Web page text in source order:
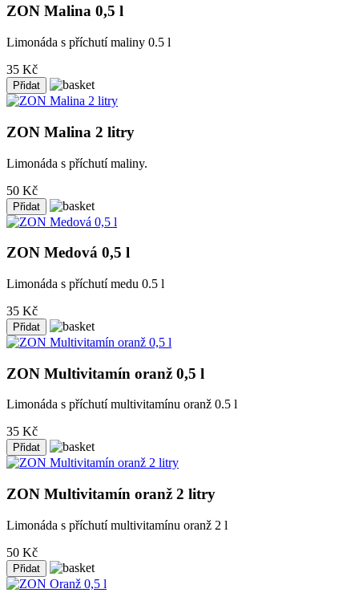
ZON Malina 0,5 l
Limonáda s příchutí maliny 0.5 l
35 Kč
ZON Malina 2 litry
Limonáda s příchutí maliny.
50 Kč
ZON Medová 0,5 l
Limonáda s příchutí medu 0.5 l
35 Kč
ZON Multivitamín oranž 0,5 l
Limonáda s příchutí multivitamínu oranž 0.5 l
35 Kč
ZON Multivitamín oranž 2 litry
Limonáda s příchutí multivitamínu oranž 2 l
50 Kč